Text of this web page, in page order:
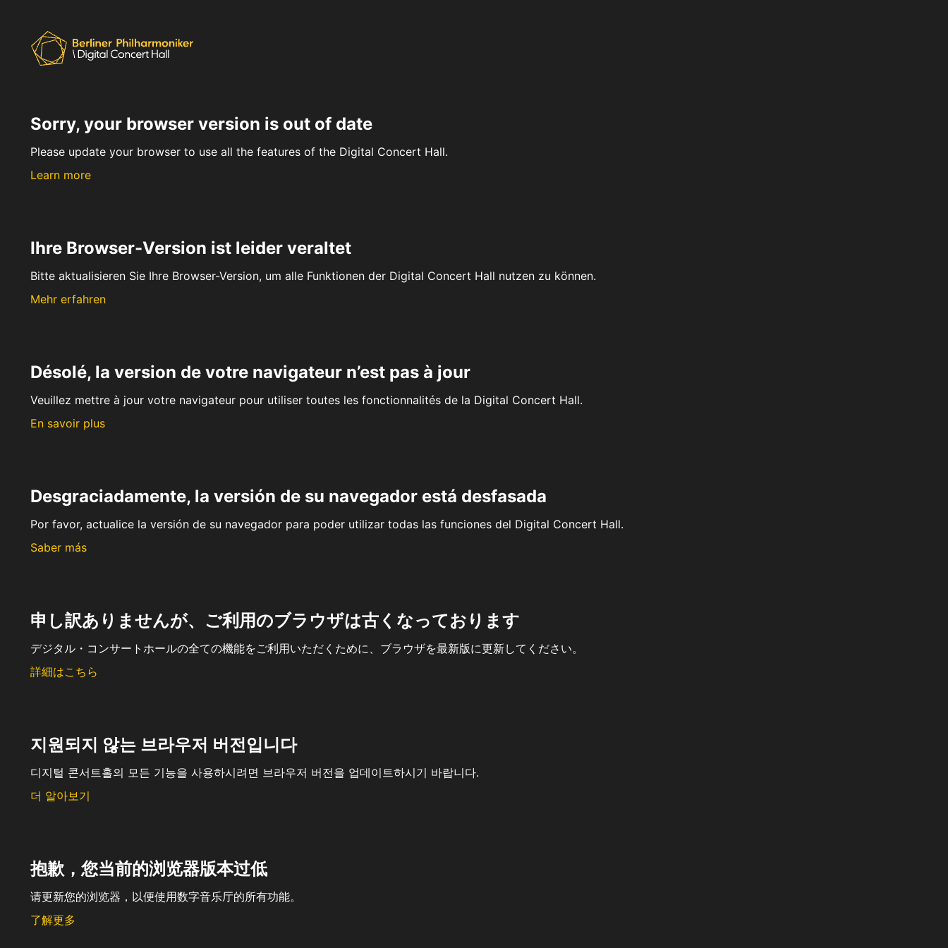
Sorry, your browser version is out of date
Please update your browser to use all the features of the Digital Concert Hall.
Learn more
Ihre Browser-Version ist leider veraltet
Bitte aktualisieren Sie Ihre Browser-Version, um alle Funktionen der Digital Concert Hall nutzen zu können.
Mehr erfahren
Désolé, la version de votre navigateur n’est pas à jour
Veuillez mettre à jour votre navigateur pour utiliser toutes les fonctionnalités de la Digital Concert Hall.
En savoir plus
Desgraciadamente, la versión de su navegador está desfasada
Por favor, actualice la versión de su navegador para poder utilizar todas las funciones del Digital Concert Hall.
Saber más
申し訳ありませんが、ご利用のブラウザは古くなっております
デジタル・コンサートホールの全ての機能をご利用いただくために、ブラウザを最新版に更新してください。
詳細はこちら
지원되지 않는 브라우저 버전입니다
디지털 콘서트홀의 모든 기능을 사용하시려면 브라우저 버전을 업데이트하시기 바랍니다.
더 알아보기
抱歉，您当前的浏览器版本过低
请更新您的浏览器，以便使用数字音乐厅的所有功能。
了解更多